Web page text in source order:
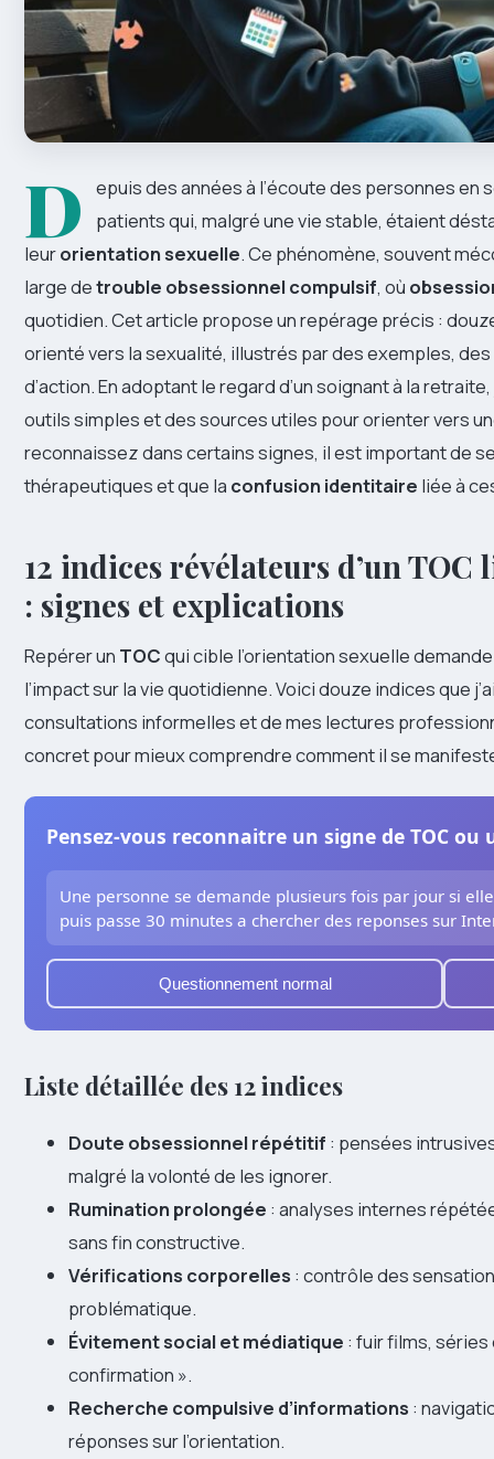
D
epuis des années à l’écoute des personnes en
patients qui, malgré une vie stable, étaient
leurorientation sexuelle. Ce phénomène, souvent
large detrouble obsessionnel compulsif, où
quotidien. Cet article propose un repérage précis :
orienté vers la sexualité, illustrés par des exemples,
d’action. En adoptant le regard d’un soignant à la
outils simples et des sources utiles pour orienter vers
reconnaissez dans certains signes, il est important de
thérapeutiques et que la confusion identitaire liée à
12 indices révélateurs d’un
: signes et explications
Repérer un TOCqui cible l’orientation sexuelle
l’impact sur la vie quotidienne. Voici douze indices que
consultations informelles et de mes lectures
concret pour mieux comprendre comment il se
Pensez-vous reconnaitre un signe de TOC
Une personne se demande plusieurs fois par jour si
puis passe 30 minutes a chercher des reponses sur
Questionnement normal
Liste détaillée des 12 indices
Doute obsessionnel répétitif : pensées
malgré la volonté de les ignorer.
Rumination prolongée : analyses internes
sans fin constructive.
Vérifications corporelles : contrôle des
problématique.
Évitement social et médiatique : fuir films,
confirmation ».
Recherche compulsive d’informations :
réponses sur l’orientation.